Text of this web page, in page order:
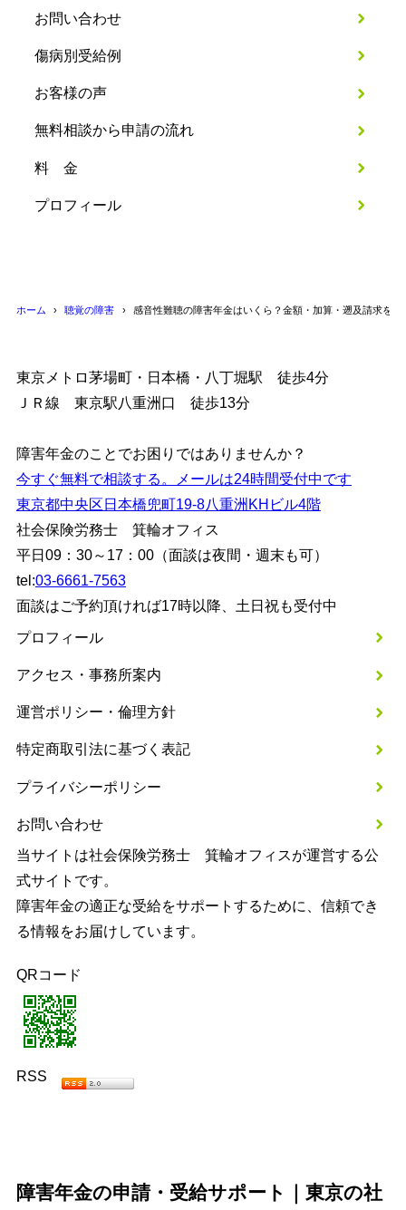
お問い合わせ
傷病別受給例
お客様の声
無料相談から申請の流れ
料 金
プロフィール
ホーム 聴覚の障害 感音性難聴の障害年金はいくら？金額・加算・遡及請求を解
東京メトロ茅場町・日本橋・八丁堀駅 徒歩4分
ＪＲ線 東京駅八重洲口 徒歩13分
障害年金のことでお困りではありませんか？
今すぐ無料で相談する。メールは24時間受付中です
東京都中央区日本橋兜町19-8八重洲KHビル4階
社会保険労務士 箕輪オフィス
平日09：30～17：00（面談は夜間・週末も可）
tel:03-6661-7563
面談はご予約頂ければ17時以降、土日祝も受付中
プロフィール
アクセス・事務所案内
運営ポリシー・倫理方針
特定商取引法に基づく表記
プライバシーポリシー
お問い合わせ
当サイトは社会保険労務士 箕輪オフィスが運営する公
式サイトです。
障害年金の適正な受給をサポートするために、信頼でき
る情報をお届けしています。
QRコード
RSS
障害年金の申請・受給サポート｜東京の社